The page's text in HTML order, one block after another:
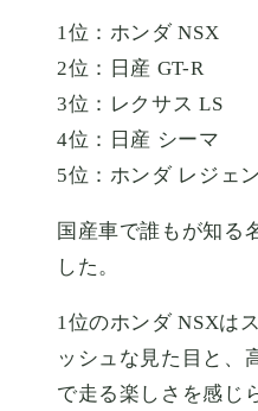
1位：ホンダ NSX
2位：日産 GT-R
3位：レクサス LS
4位：日産 シーマ
5位：ホンダ レジェ
国産車で誰もが知る
した。
1位のホンダ NSXは
ッシュな見た目と、
で走る楽しさを感じ